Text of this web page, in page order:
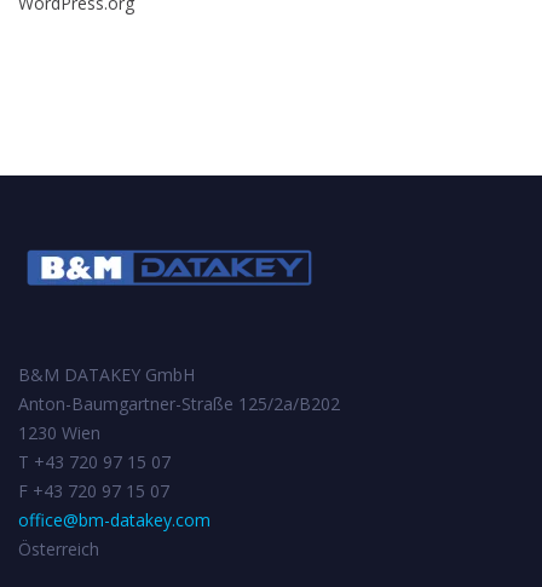
B&M DATAKEY GmbH
Anton-Baumgartner-Straße 125/2a/B202
1230 Wien
T +43 720 97 15 07
F +43 720 97 15 07
office@bm-datakey.com
Österreich